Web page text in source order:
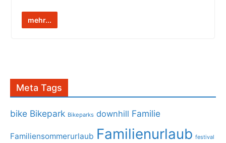
mehr...
Meta Tags
bike Bikepark Bikeparks downhill Familie
Familiensommerurlaub Familienurlaub festival